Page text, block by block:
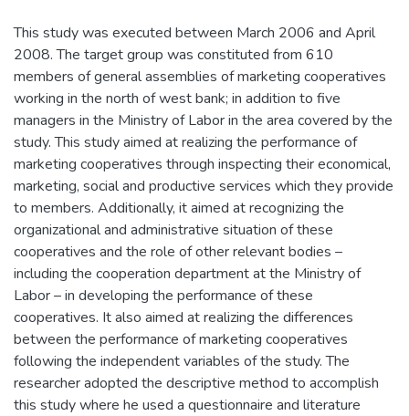
This study was executed between March 2006 and April
2008. The target group was constituted from 610
members of general assemblies of marketing cooperatives
working in the north of west bank; in addition to five
managers in the Ministry of Labor in the area covered by the
study. This study aimed at realizing the performance of
marketing cooperatives through inspecting their economical,
marketing, social and productive services which they provide
to members. Additionally, it aimed at recognizing the
organizational and administrative situation of these
cooperatives and the role of other relevant bodies –
including the cooperation department at the Ministry of
Labor – in developing the performance of these
cooperatives. It also aimed at realizing the differences
between the performance of marketing cooperatives
following the independent variables of the study. The
researcher adopted the descriptive method to accomplish
this study where he used a questionnaire and literature